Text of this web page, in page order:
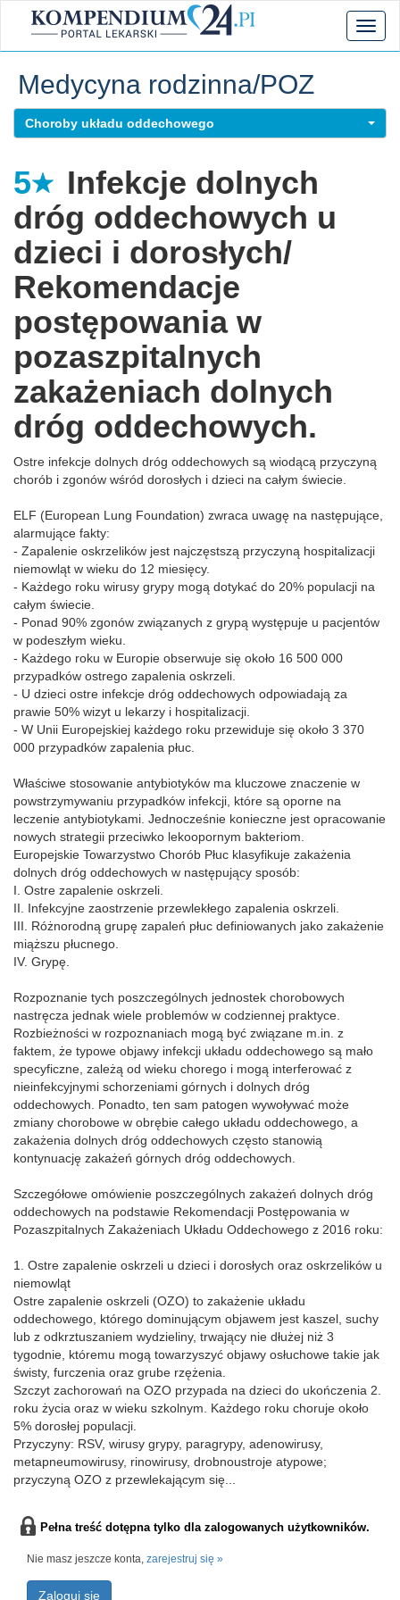
Medycyna rodzinna/POZ
Choroby układu oddechowego
5
Infekcje dolnych
dróg oddechowych u
dzieci i dorosłych/
Rekomendacje
postępowania w
pozaszpitalnych
zakażeniach dolnych
dróg oddechowych.
Ostre infekcje dolnych dróg oddechowych są wiodącą przyczyną
chorób i zgonów wśród dorosłych i dzieci na całym świecie.
ELF (European Lung Foundation) zwraca uwagę na następujące,
alarmujące fakty:
- Zapalenie oskrzelików jest najczęstszą przyczyną hospitalizacji
niemowląt w wieku do 12 miesięcy.
- Każdego roku wirusy grypy mogą dotykać do 20% populacji na
całym świecie.
- Ponad 90% zgonów związanych z grypą występuje u pacjentów
w podeszłym wieku.
- Każdego roku w Europie obserwuje się około 16 500 000
przypadków ostrego zapalenia oskrzeli.
- U dzieci ostre infekcje dróg oddechowych odpowiadają za
prawie 50% wizyt u lekarzy i hospitalizacji.
- W Unii Europejskiej każdego roku przewiduje się około 3 370
000 przypadków zapalenia płuc.
Właściwe stosowanie antybiotyków ma kluczowe znaczenie w
powstrzymywaniu przypadków infekcji, które są oporne na
leczenie antybiotykami. Jednocześnie konieczne jest opracowanie
nowych strategii przeciwko lekoopornym bakteriom.
Europejskie Towarzystwo Chorób Płuc klasyfikuje zakażenia
dolnych dróg oddechowych w następujący sposób:
I. Ostre zapalenie oskrzeli.
II. Infekcyjne zaostrzenie przewlekłego zapalenia oskrzeli.
III. Różnorodną grupę zapaleń płuc definiowanych jako zakażenie
miąższu płucnego.
IV. Grypę.
Rozpoznanie tych poszczególnych jednostek chorobowych
nastręcza jednak wiele problemów w codziennej praktyce.
Rozbieżności w rozpoznaniach mogą być związane m.in. z
faktem, że typowe objawy infekcji układu oddechowego są mało
specyficzne, zależą od wieku chorego i mogą interferować z
nieinfekcyjnymi schorzeniami górnych i dolnych dróg
oddechowych. Ponadto, ten sam patogen wywoływać może
zmiany chorobowe w obrębie całego układu oddechowego, a
zakażenia dolnych dróg oddechowych często stanowią
kontynuację zakażeń górnych dróg oddechowych.
Szczegółowe omówienie poszczególnych zakażeń dolnych dróg
oddechowych na podstawie Rekomendacji Postępowania w
Pozaszpitalnych Zakażeniach Układu Oddechowego z 2016 roku:
1. Ostre zapalenie oskrzeli u dzieci i dorosłych oraz oskrzelików u
niemowląt
Ostre zapalenie oskrzeli (OZO) to zakażenie układu
oddechowego, którego dominującym objawem jest kaszel, suchy
lub z odkrztuszaniem wydzieliny, trwający nie dłużej niż 3
tygodnie, któremu mogą towarzyszyć objawy osłuchowe takie jak
świsty, furczenia oraz grube rzężenia.
Szczyt zachorowań na OZO przypada na dzieci do ukończenia 2.
roku życia oraz w wieku szkolnym. Każdego roku choruje około
5% dorosłej populacji.
Przyczyny: RSV, wirusy grypy, paragrypy, adenowirusy,
metapneumowirusy, rinowirusy, drobnoustroje atypowe;
przyczyną OZO z przewlekającym się...
Pełna treść dotępna tylko dla zalogowanych użytkowników.
Nie masz jeszcze konta, zarejestruj się »
Zaloguj się